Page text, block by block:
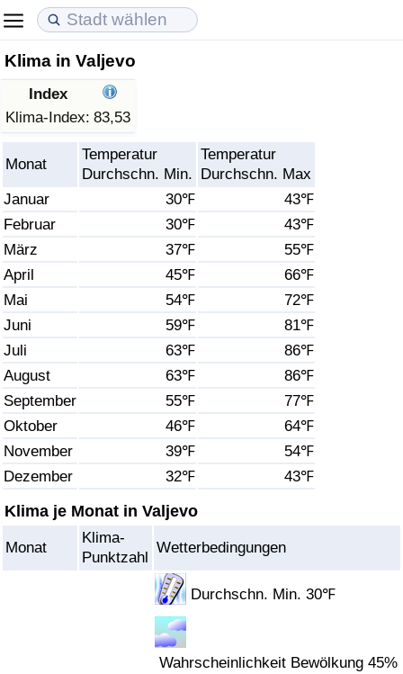
Klima in Valjevo
Index
Klima-Index: 83,53
Monat
Temperatur
Durchschn. Min.
Temperatur
Durchschn. Max
Januar
30℉
43℉
Februar
30℉
43℉
März
37℉
55℉
April
45℉
66℉
Mai
54℉
72℉
Juni
59℉
81℉
Juli
63℉
86℉
August
63℉
86℉
September
55℉
77℉
Oktober
46℉
64℉
November
39℉
54℉
Dezember
32℉ 43℉
Klima je Monat in Valjevo
Monat
Klima-
Punktzahl
Wetterbedingungen
Durchschn. Min. 30℉
Wahrscheinlichkeit Bewölkung 45%
Lebenshaltungskosten
Lebenshaltungskosten-Index (aktuell)
Lebenshaltungskosten-Index
Lebenshaltungskosten-Index nach Land
in Akaba
Immobilienpreise
Immobilienpreis-Index (aktuell)
Immobilienpreis-Index
Immobilienpreis-Index nach Land
Lebensqualität
Lebensqualität-Index
Lebensqualität-Index (aktuell)
Lebensqualitätsindex nach Land
Kriminalität
Kriminalitäts-Index (aktuell)
Kriminalitäts-Index
Kriminalitätsindex nach Land
Gesundheitsversorgung
Gesundheitsversorgungs-Index (aktuell)
Gesundheitsversorgungs-Index nach Land
Umweltverschmutzung
Umweltverschmutzungs-Index (aktuell)